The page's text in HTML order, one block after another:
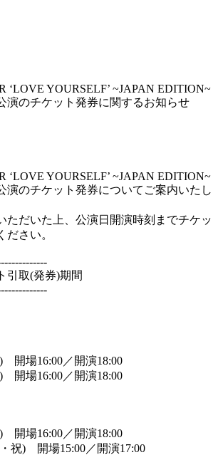
‘LOVE YOURSELF’ ~JAPAN EDITION~
演のチケット発券に関するお知らせ
‘LOVE YOURSELF’ ~JAPAN EDITION~
演のチケット発券についてご案内いたし
ただいた上、公演日開演時刻までチケッ
ださい。
引取(発券)期間
開場16:00／開演18:00
開場16:00／開演18:00
開場16:00／開演18:00
祝) 開場15:00／開演17:00